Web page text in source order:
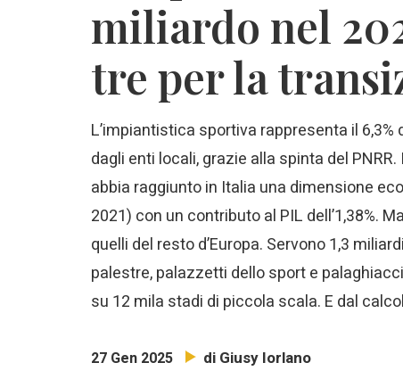
miliardo nel
tre per la
L’impiantistica sportiva rappresenta il
dagli enti locali, grazie alla spinta del
abbia raggiunto in Italia una dimensione
2021) con un contributo al PIL dell’1,38%.
quelli del resto d’Europa. Servono 1,3
palestre, palazzetti dello sport e
su 12 mila stadi di piccola scala. E dal
27 Gen 2025 di Giusy Iorlano